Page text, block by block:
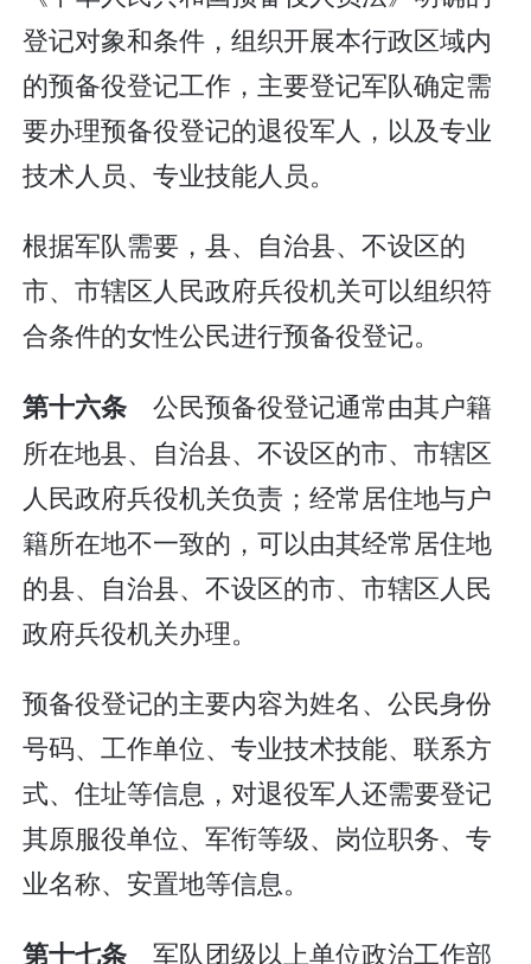
登记对象和条件，组织开展本行政区域内
的预备役登记工作，主要登记军队确定需
要办理预备役登记的退役军人，以及专业
技术人员、专业技能人员。
根据军队需要，县、自治县、不设区的
市、市辖区人民政府兵役机关可以组织符
合条件的女性公民进行预备役登记。
第十六条公民预备役登记通常由其户籍
所在地县、自治县、不设区的市、市辖区
人民政府兵役机关负责；经常居住地与户
籍所在地不一致的，可以由其经常居住地
的县、自治县、不设区的市、市辖区人民
政府兵役机关办理。
预备役登记的主要内容为姓名、公民身份
号码、工作单位、专业技术技能、联系方
式、住址等信息，对退役军人还需要登记
其原服役单位、军衔等级、岗位职务、专
业名称、安置地等信息。
第十七条军队团级以上单位政治工作部